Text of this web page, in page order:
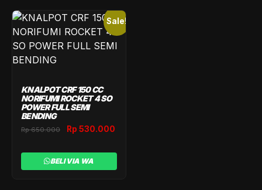
Sale!
KNALPOT CRF 150 CC
NORIFUMI ROCKET 4 SO
POWER FULL SEMI
BENDING
Rp650.000
Original
was:
Rp 650.000.
Rp 530.000
is:
BELI VIA WA